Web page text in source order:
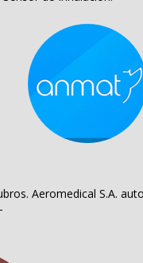
Aeromedical S.A.